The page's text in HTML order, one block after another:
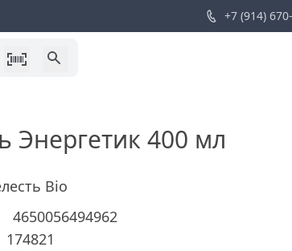
+7 (914)
Энергетик 400 мл
Bio
4650056494962
174821